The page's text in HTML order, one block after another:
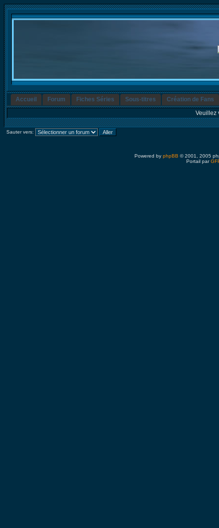
Accueil Forum Fiches Séries Sous-titres
Création de Fans
Veuillez
Sauter vers:
Powered by phpBB © 2001, 2005
Portail par